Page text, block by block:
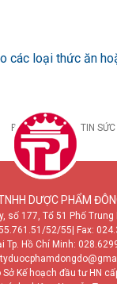
các loại thức ăn
BỆNH DẠ DÀY TIN SỨC
DƯỢC PHẨM
177, Tổ 51 Phố Trung
52/55 | Fax:
Tp. Hồ Chí Minh:
Kế hoạch đầu tư HN